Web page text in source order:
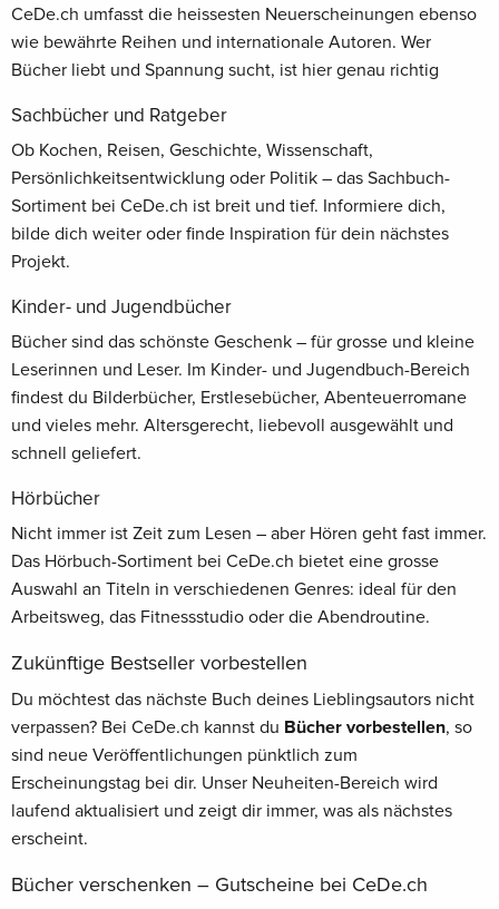
CeDe.ch umfasst die heissesten Neuerscheinungen ebenso
wie bewährte Reihen und internationale Autoren. Wer
Bücher liebt und Spannung sucht, ist hier genau richtig
Sachbücher und Ratgeber
Ob Kochen, Reisen, Geschichte, Wissenschaft,
Persönlichkeitsentwicklung oder Politik – das Sachbuch-
Sortiment bei CeDe.ch ist breit und tief. Informiere dich,
bilde dich weiter oder finde Inspiration für dein nächstes
Projekt.
Kinder- und Jugendbücher
Bücher sind das schönste Geschenk – für grosse und kleine
Leserinnen und Leser. Im Kinder- und Jugendbuch-Bereich
findest du Bilderbücher, Erstlesebücher, Abenteuerromane
und vieles mehr. Altersgerecht, liebevoll ausgewählt und
schnell geliefert.
Hörbücher
Nicht immer ist Zeit zum Lesen – aber Hören geht fast immer.
Das Hörbuch-Sortiment bei CeDe.ch bietet eine grosse
Auswahl an Titeln in verschiedenen Genres: ideal für den
Arbeitsweg, das Fitnessstudio oder die Abendroutine.
Zukünftige Bestseller vorbestellen
Du möchtest das nächste Buch deines Lieblingsautors nicht
verpassen? Bei CeDe.ch kannst du Bücher vorbestellen, so
sind neue Veröffentlichungen pünktlich zum
Erscheinungstag bei dir. Unser Neuheiten-Bereich wird
laufend aktualisiert und zeigt dir immer, was als nächstes
erscheint.
Bücher verschenken – Gutscheine bei CeDe.ch